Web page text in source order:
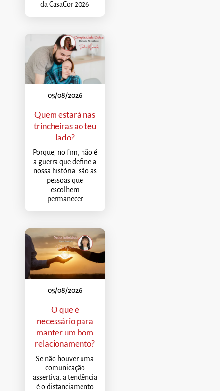
da CasaCor 2026
05/08/2026
Quem estará nas
trincheiras ao teu
lado?
Porque, no fim, não é
a guerra que define a
nossa história: são as
pessoas que
escolhem
permanecer
05/08/2026
O que é
necessário para
manter um bom
relacionamento?
Se não houver uma
comunicação
assertiva, a tendência
é o distanciamento